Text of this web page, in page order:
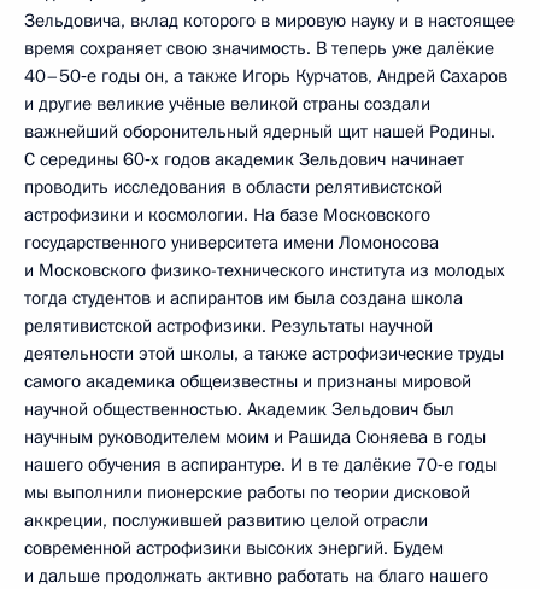
Зельдовича, вклад которого в мировую науку и в настоящее
время сохраняет свою значимость. В теперь уже далёкие
40–50‑е годы он, а также Игорь Курчатов, Андрей Сахаров
и другие великие учёные великой страны создали
важнейший оборонительный ядерный щит нашей Родины.
С середины 60‑х годов академик Зельдович начинает
проводить исследования в области релятивистской
астрофизики и космологии. На базе Московского
государственного университета имени Ломоносова
и Московского физико-технического института из молодых
тогда студентов и аспирантов им была создана школа
релятивистской астрофизики. Результаты научной
деятельности этой школы, а также астрофизические труды
самого академика общеизвестны и признаны мировой
научной общественностью. Академик Зельдович был
научным руководителем моим и Рашида Сюняева в годы
нашего обучения в аспирантуре. И в те далёкие 70‑е годы
мы выполнили пионерские работы по теории дисковой
аккреции, послужившей развитию целой отрасли
современной астрофизики высоких энергий. Будем
и дальше продолжать активно работать на благо нашего